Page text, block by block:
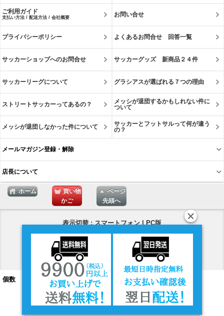
個数
買い物かごへ入れる
ご利用ガイド
支払い方法 / 配送方法 / 会社概要 お問い合せ
プライバシーポリシー よくあるお問合せ 回答一覧
サッカーショップへのお問合せ サッカーグッズ 新商品２４件
サッカーリーグについて グラシアスが選ばれる７つの理由
ストリートサッカーってあるの？
メッシが退団するかもしれない件に
ついて
メッシが退団しなかった件について
サッカーとフットサルって何が違う
の？
メールマガジン登録・解除
店長について
ホーム
買い物
かご
ページ
先頭へ
表示切替 : スマートフォン |PC版
Copyright © 2026
ネットショップ Muchas Gracias
All Rights Reserved.